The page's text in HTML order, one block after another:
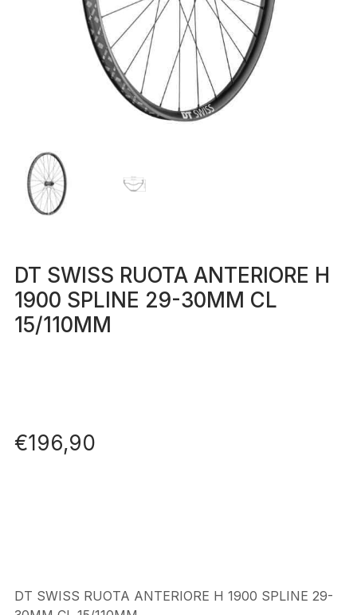
DT SWISS RUOTA ANTERIORE H
1900 SPLINE 29-30MM CL
15/110MM
€196,90
DT SWISS RUOTA ANTERIORE H 1900 SPLINE 29-